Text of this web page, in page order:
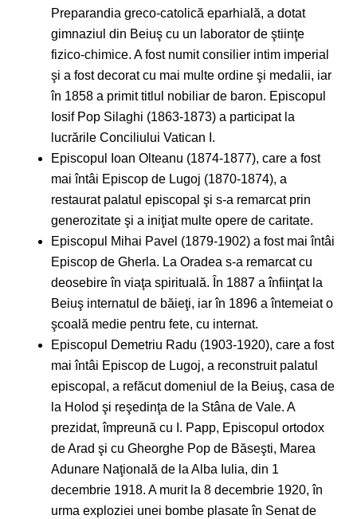
Preparandia greco-catolică eparhială, a dotat
gimnaziul din Beiuş cu un laborator de ştiinţe
fizico-chimice. A fost numit consilier intim imperial
şi a fost decorat cu mai multe ordine şi medalii, iar
în 1858 a primit titlul nobiliar de baron. Episcopul
Iosif Pop Silaghi (1863-1873) a participat la
lucrările Conciliului Vatican I.
Episcopul Ioan Olteanu (1874-1877), care a fost
mai întâi Episcop de Lugoj (1870-1874), a
restaurat palatul episcopal şi s-a remarcat prin
generozitate şi a iniţiat multe opere de caritate.
Episcopul Mihai Pavel (1879-1902) a fost mai întâi
Episcop de Gherla. La Oradea s-a remarcat cu
deosebire în viaţa spirituală. În 1887 a înfiinţat la
Beiuş internatul de băieţi, iar în 1896 a întemeiat o
şcoală medie pentru fete, cu internat.
Episcopul Demetriu Radu (1903-1920), care a fost
mai întâi Episcop de Lugoj, a reconstruit palatul
episcopal, a refăcut domeniul de la Beiuş, casa de
la Holod şi reşedinţa de la Stâna de Vale. A
prezidat, împreună cu I. Papp, Episcopul ortodox
de Arad şi cu Gheorghe Pop de Băseşti, Marea
Adunare Naţională de la Alba Iulia, din 1
decembrie 1918. A murit la 8 decembrie 1920, în
urma exploziei unei bombe plasate în Senat de